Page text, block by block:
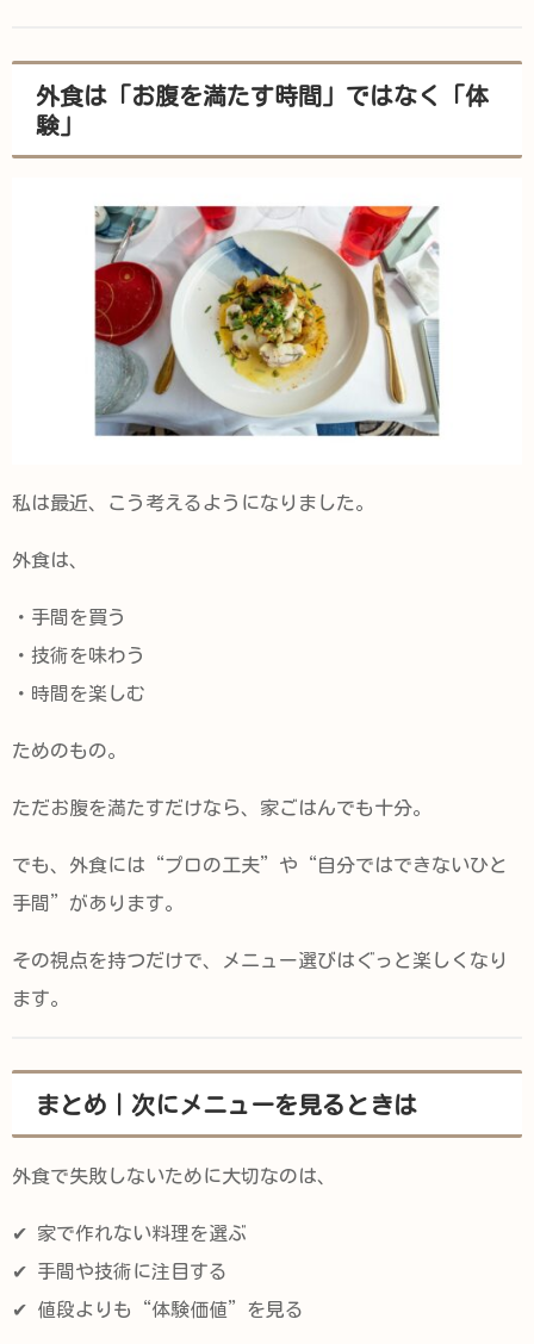
外食は「お腹を満たす時間」ではなく「体
験」
私は最近、こう考えるようになりました。
外食は、
・手間を買う
・技術を味わう
・時間を楽しむ
ためのもの。
ただお腹を満たすだけなら、家ごはんでも十分。
でも、外食には“プロの工夫”や“自分ではできないひと
手間”があります。
その視点を持つだけで、メニュー選びはぐっと楽しくなり
ます。
まとめ｜次にメニューを見るときは
外食で失敗しないために大切なのは、
✔ 家で作れない料理を選ぶ
✔ 手間や技術に注目する
✔ 値段よりも“体験価値”を見る